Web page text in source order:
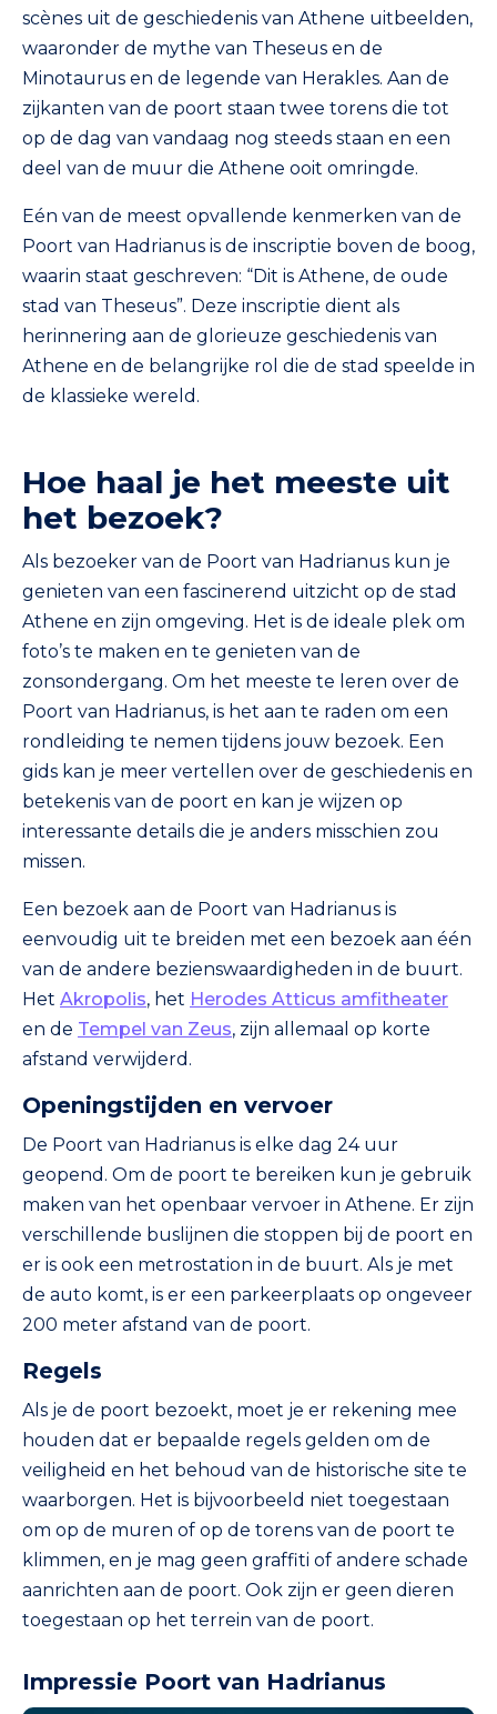
scènes uit de geschiedenis van Athene uitbeelden,
waaronder de mythe van Theseus en de
Minotaurus en de legende van Herakles. Aan de
zijkanten van de poort staan twee torens die tot
op de dag van vandaag nog steeds staan en een
deel van de muur die Athene ooit omringde.
Eén van de meest opvallende kenmerken van de
Poort van Hadrianus is de inscriptie boven de boog,
waarin staat geschreven: “Dit is Athene, de oude
stad van Theseus”. Deze inscriptie dient als
herinnering aan de glorieuze geschiedenis van
Athene en de belangrijke rol die de stad speelde in
de klassieke wereld.
Hoe haal je het meeste uit
het bezoek?
Als bezoeker van de Poort van Hadrianus kun je
genieten van een fascinerend uitzicht op de stad
Athene en zijn omgeving. Het is de ideale plek om
foto’s te maken en te genieten van de
zonsondergang. Om het meeste te leren over de
Poort van Hadrianus, is het aan te raden om een
rondleiding te nemen tijdens jouw bezoek. Een
gids kan je meer vertellen over de geschiedenis en
betekenis van de poort en kan je wijzen op
interessante details die je anders misschien zou
missen.
Een bezoek aan de Poort van Hadrianus is
eenvoudig uit te breiden met een bezoek aan één
van de andere bezienswaardigheden in de buurt.
Het Akropolis, het Herodes Atticus amfitheater
en de Tempel van Zeus, zijn allemaal op korte
afstand verwijderd.
Openingstijden en vervoer
De Poort van Hadrianus is elke dag 24 uur
geopend. Om de poort te bereiken kun je gebruik
maken van het openbaar vervoer in Athene. Er zijn
verschillende buslijnen die stoppen bij de poort en
er is ook een metrostation in de buurt. Als je met
de auto komt, is er een parkeerplaats op ongeveer
200 meter afstand van de poort.
Regels
Als je de poort bezoekt, moet je er rekening mee
houden dat er bepaalde regels gelden om de
veiligheid en het behoud van de historische site te
waarborgen. Het is bijvoorbeeld niet toegestaan
om op de muren of op de torens van de poort te
klimmen, en je mag geen graffiti of andere schade
aanrichten aan de poort. Ook zijn er geen dieren
toegestaan op het terrein van de poort.
Impressie Poort van Hadrianus